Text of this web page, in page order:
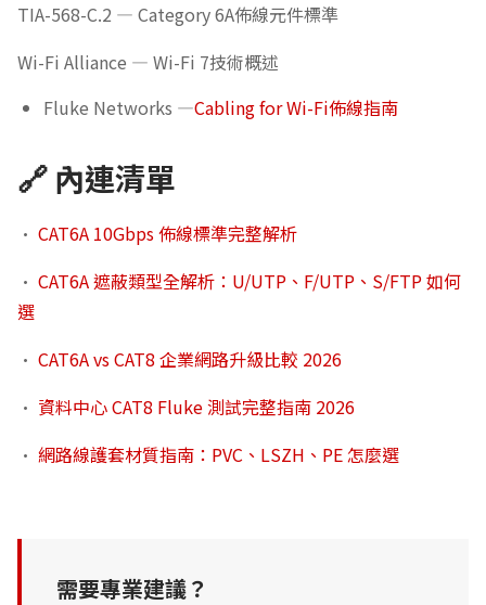
TIA-568-C.2 — Category 6A佈線元件標準
Wi-Fi Alliance — Wi-Fi 7技術概述
Fluke Networks —Cabling for Wi-Fi佈線指南
🔗 內連清單
• CAT6A 10Gbps 佈線標準完整解析
• CAT6A 遮蔽類型全解析：U/UTP、F/UTP、S/FTP 如何
選
• CAT6A vs CAT8 企業網路升級比較 2026
• 資料中心 CAT8 Fluke 測試完整指南 2026
• 網路線護套材質指南：PVC、LSZH、PE 怎麼選
需要專業建議？